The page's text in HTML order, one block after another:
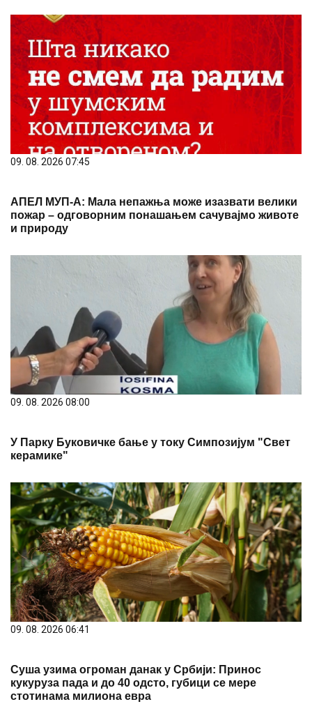
09. 08. 2026 07:45
АПЕЛ МУП-А: Мала непажња може изазвати велики
пожар – одговорним понашањем сачувајмо животе
и природу
09. 08. 2026 08:00
У Парку Буковичке бање у току Симпозијум "Свет
керамике"
09. 08. 2026 06:41
Суша узима огроман данак у Србији: Принос
кукуруза пада и до 40 одсто, губици се мере
стотинама милиона евра
08. 08. 2026 13:46
Велики пожар код Књажевца и даље није
локализован: Ватрогасци непрекидно на терену